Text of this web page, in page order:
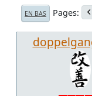
EN BAS Pages